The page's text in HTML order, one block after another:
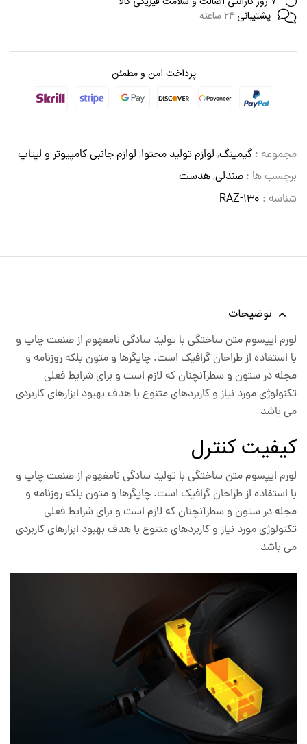
پشتیبانی
پرداخت امن و مطمئن
مجموعه : گیمینگ, لوازم تولید محتوا, لوازم جانبی کامپیوتر و لپتاپ
برچسب ها : صندلی,هدست
شناسه : RAZ-130
توضیحات
لورم ایپسوم متن ساختگی با تولید سادگی نامفهوم از صنعت چاپ و
با استفاده از طراحان گرافیک است. چاپگرها و متون بلکه روزنامه و
مجله در ستون و سطرآنچنان که لازم است و برای شرایط فعلی
تکنولوژی مورد نیاز و کاربردهای متنوع با هدف بهبود ابزارهای کاربردی
می باشد
کیفیت کنترل
لورم ایپسوم متن ساختگی با تولید سادگی نامفهوم از صنعت چاپ و
با استفاده از طراحان گرافیک است. چاپگرها و متون بلکه روزنامه و
مجله در ستون و سطرآنچنان که لازم است و برای شرایط فعلی
تکنولوژی مورد نیاز و کاربردهای متنوع با هدف بهبود ابزارهای کاربردی
می باشد